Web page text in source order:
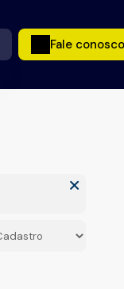
Fale conosco